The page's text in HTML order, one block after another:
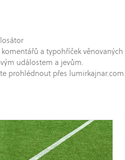
a typohříček věnovaných
událostem a jevům.
prohlédnout přes